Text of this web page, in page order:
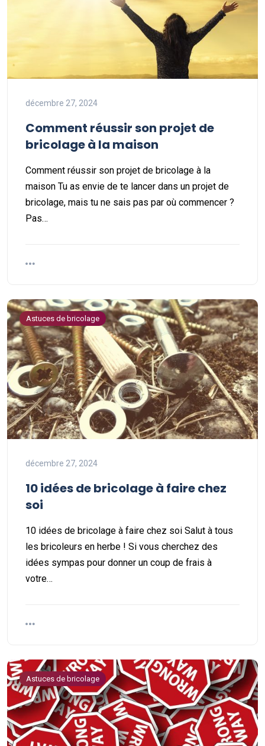
décembre 27, 2024
Comment réussir son projet de
bricolage à la maison
Comment réussir son projet de bricolage à la
maison Tu as envie de te lancer dans un projet de
bricolage, mais tu ne sais pas par où commencer ?
Pas…
Astuces de bricolage
décembre 27, 2024
10 idées de bricolage à faire chez
soi
10 idées de bricolage à faire chez soi Salut à tous
les bricoleurs en herbe ! Si vous cherchez des
idées sympas pour donner un coup de frais à
votre…
Astuces de bricolage